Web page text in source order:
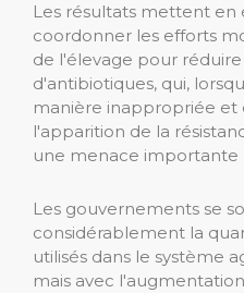
Les résultats mettent en
coordonner les efforts
de l'élevage pour
d'antibiotiques, qui,
manière inappropriée et
l'apparition de la
une menace importante
Les gouvernements se
considérablement la
utilisés dans le système
mais avec